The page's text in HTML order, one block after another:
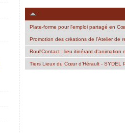
Plate-forme pour l'emploi partagé en
Promotion des créations de l’Atelier de
Roul'Contact : lieu itinérant d'animation
Tiers Lieux du Cœur d’Hérault - SYDEL